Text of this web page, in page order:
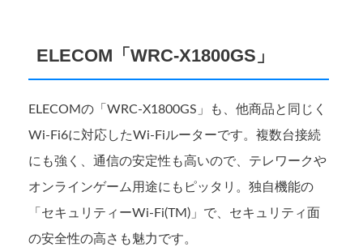
ELECOM「WRC-X1800GS」
ELECOMの「WRC-X1800GS」も、他商品と同じく
Wi-Fi6に対応したWi-Fiルーターです。複数台接続
にも強く、通信の安定性も高いので、テレワークや
オンラインゲーム用途にもピッタリ。独自機能の
「セキュリティーWi-Fi(TM)」で、セキュリティ面
の安全性の高さも魅力です。